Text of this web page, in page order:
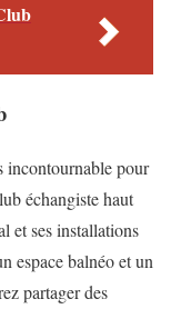
incontournable pour
échangiste haut
et ses installations
espace balnéo et un
partager des